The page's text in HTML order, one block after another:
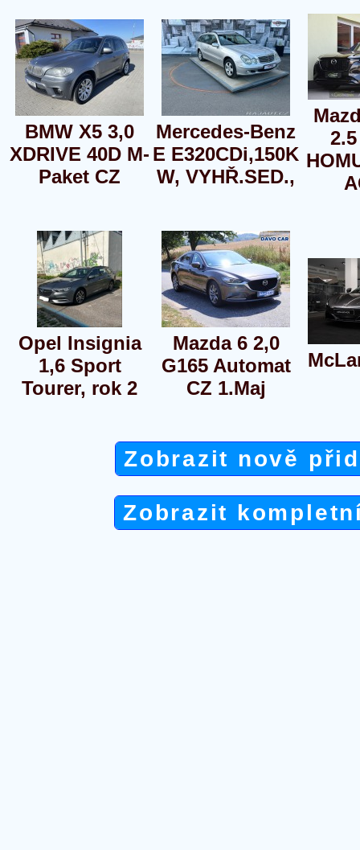
BMW X5 3,0
XDRIVE 40D M-
Paket CZ
Mercedes-Benz
E E320CDi,150K
W, VYHŘ.SED.,
Opel Insignia
1,6 Sport
Tourer, rok 2
Mazda 6 2,0
G165 Automat
CZ 1.Maj
Zobrazit nově
Zobrazit